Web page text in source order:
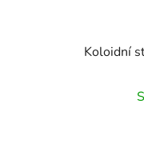
Koloidní